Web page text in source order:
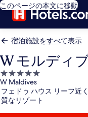
このページの本文に移動
宿泊施設をすべて表示
W モルディ
5.0
つ
星
宿
W Maldives
フェドゥ ハウス リーフ近
質なリゾート